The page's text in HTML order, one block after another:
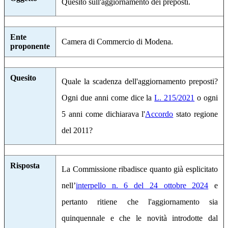
Ente
proponente
Camera di Commercio di Modena.
Quesito
Quale la scadenza dell'aggiornamento preposti?
Ogni due anni come dice laL. 215/2021 o ogni
5 anni come dichiarava l'Accordo stato regione
del 2011?
Risposta
La Commissione ribadisce quanto già esplicitato
nell’interpello n. 6 del 24 ottobre 2024 e
pertanto ritiene che l'aggiornamento sia
quinquennale e che le novità introdotte dal